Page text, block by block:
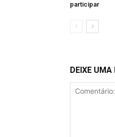
participar
DEIXE